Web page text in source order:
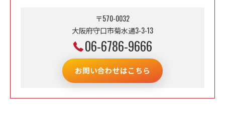
〒570-0032
大阪府守口市菊水通3-3-13
06-6786-9666
お問い合わせはこちら